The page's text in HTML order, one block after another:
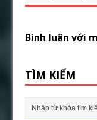
Bình luân với
TÌM KIẾM